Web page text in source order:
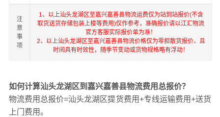
注
意
事
项
1、以上汕头龙湖区至嘉兴嘉善县物流运费仅为站到站报价(不含
取货送货存储包装上楼等费用)仅作参考，准确报价请以江汇物流
官方客服实际报价单为准！
2、以上汕头龙湖区至嘉兴嘉善县物流价格仅为零担散货报价、且
时间具有时效性，随季节变动或货物规格略有浮动！
如何计算汕头龙湖区到嘉兴嘉善县物流费用总报价？
物流费用总报价=汕头龙湖区提货费用+专线运输费用+送货
上门费用。